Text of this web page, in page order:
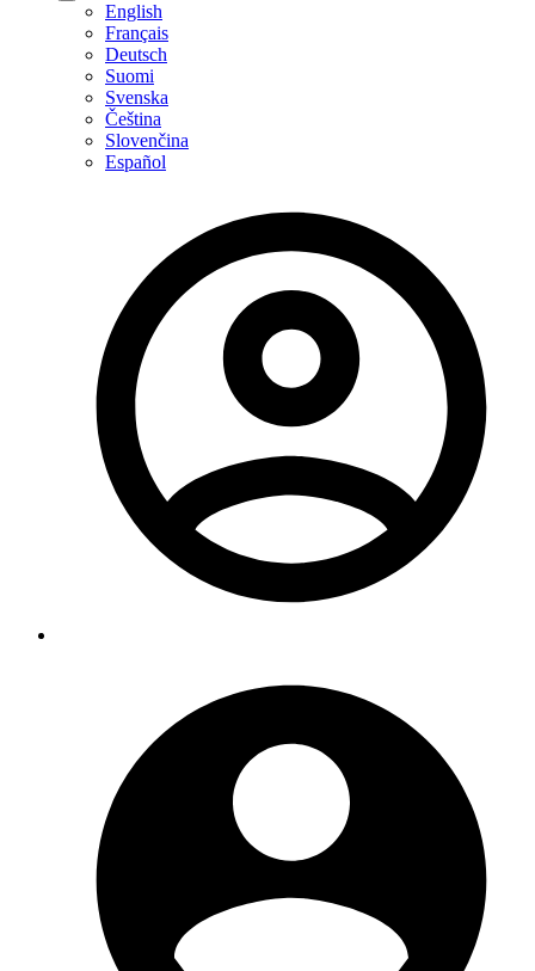
English
Français
Deutsch
Suomi
Svenska
Čeština
Slovenčina
Español